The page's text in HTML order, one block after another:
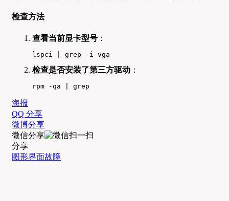
检查方法
查看当前显卡型号 ：
lspci | grep -i vga
检查是否安装了第三方驱动 ：
rpm -qa | grep
海报
QQ 分享
微博分享
微信分享
分享
图形界面故障